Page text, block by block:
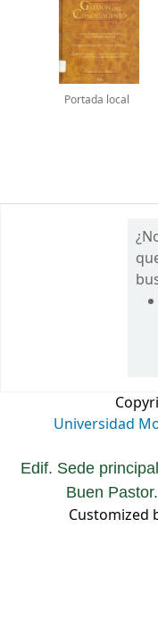
Portada local
Universidad
Edif. Sede
Buen
Customized